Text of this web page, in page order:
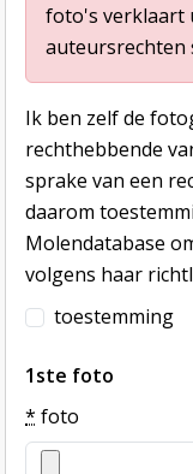
foto's verklaart
auteursrechten
Ik ben zelf de
rechthebbende
sprake van een
daarom
Molendatabase
volgens haar
toestemming
1ste foto
* foto